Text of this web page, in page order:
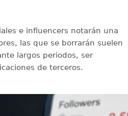
e influencers notarán una
las que se borrarán suelen
largos periodos, ser
de terceros.